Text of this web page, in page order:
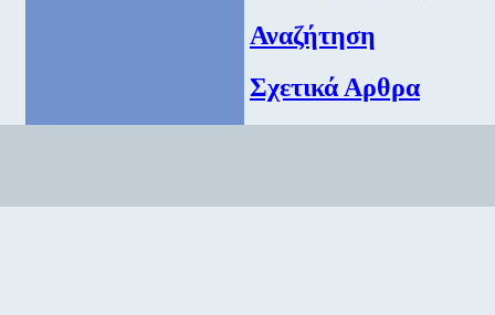
Αναζήτηση
Σχετικά Αρθρα